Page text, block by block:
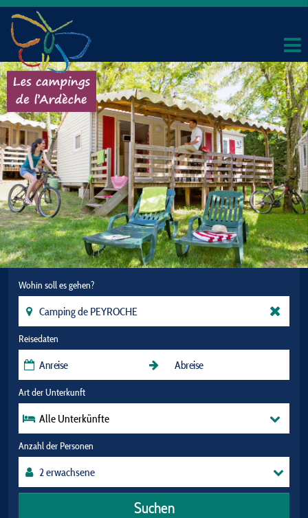
Wohin soll es gehen?
Reisedaten
Art der Unterkunft
Alle Unterkünfte
Anzahl der Personen
Suchen